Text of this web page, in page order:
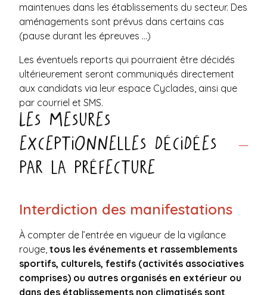
maintenues dans les établissements du secteur. Des
aménagements sont prévus dans certains cas
(pause durant les épreuves …)
Les éventuels reports qui pourraient être décidés
ultérieurement seront communiqués directement
aux candidats via leur espace Cyclades, ainsi que
par courriel et SMS.
Les mesures
exceptionnelles décidées
par la préfecture
Interdiction des manifestations
À compter de l’entrée en vigueur de la vigilance
rouge, tous les événements et rassemblements
sportifs, culturels, festifs (activités associatives
comprises) ou autres organisés en extérieur ou
dans des établissements non climatisés sont